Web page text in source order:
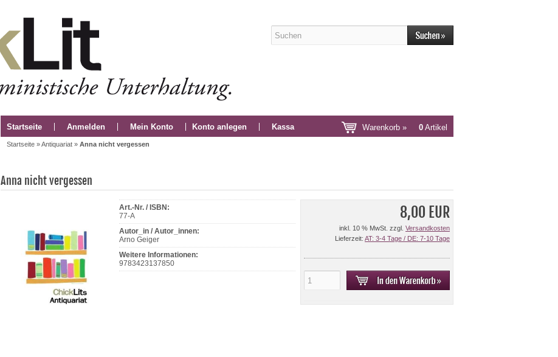
Startseite Anmelden Mein Konto Konto anlegen Kassa Warenkorb » 0 Artikel
Startseite »Antiquariat » Anna nicht vergessen
Anna nicht vergessen
Art.-Nr. / ISBN:
77-A
Autor_in / Autor_innen:
Arno Geiger
Weitere Informationen:
9783423137850
8,00 EUR
inkl. 10 % MwSt. zzgl. Versandkosten
Lieferzeit: AT: 3-4 Tage / DE: 7-10 Tage